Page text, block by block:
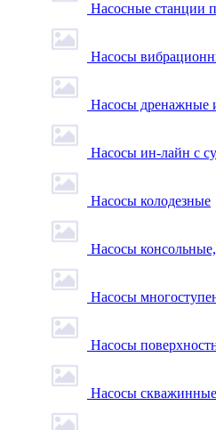
Насосные станции
Насосы
Насосы дренажные
Насосы ин-лайн с
Насосы колодезные
Насосы
Насосы
Насосы
Насосы скважинные